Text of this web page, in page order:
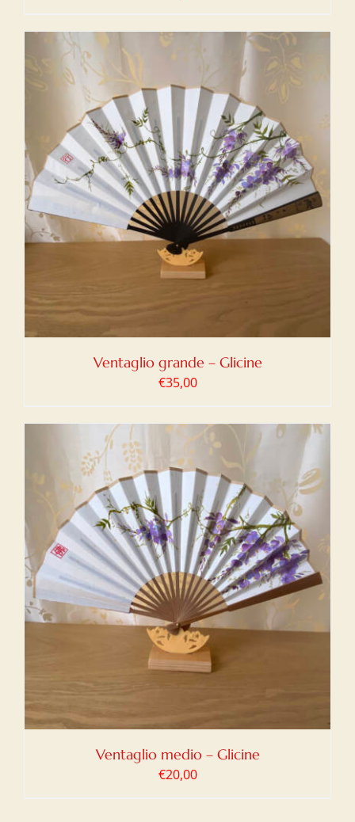
Ventaglio grande – Glicine
€35,00
Ventaglio medio – Glicine
€20,00